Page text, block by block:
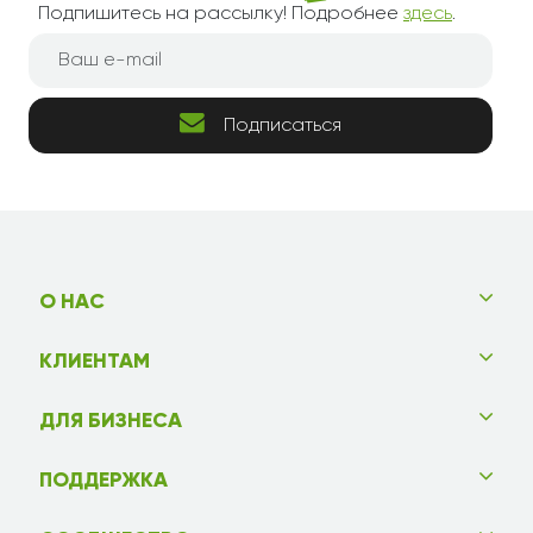
Подпишитесь на рассылку! Подробнее здесь.
Подписаться
О НАС
КЛИЕНТАМ
ДЛЯ БИЗНЕСА
ПОДДЕРЖКА